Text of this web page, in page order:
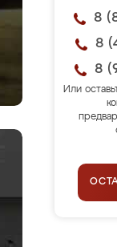
8
8
8
Или